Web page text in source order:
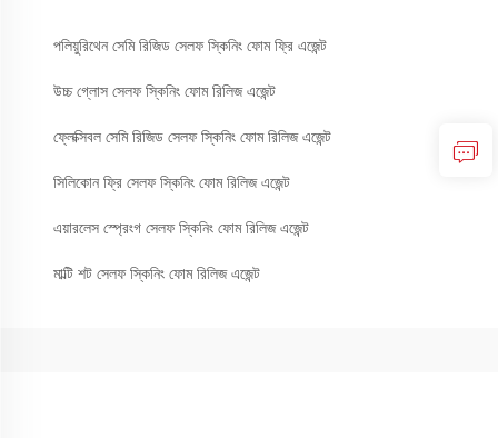
পলিয়ুরিথেন সেমি রিজিড সেলফ স্কিনিং ফোম ফ্রি এজেন্ট
উচ্চ গ্লোস সেলফ স্কিনিং ফোম রিলিজ এজেন্ট
ফ্লেক্সিবল সেমি রিজিড সেলফ স্কিনিং ফোম রিলিজ এজেন্ট
সিলিকোন ফ্রি সেলফ স্কিনিং ফোম রিলিজ এজেন্ট
এয়ারলেস স্প্রেংগ সেলফ স্কিনিং ফোম রিলিজ এজেন্ট
মাল্টি শট সেলফ স্কিনিং ফোম রিলিজ এজেন্ট